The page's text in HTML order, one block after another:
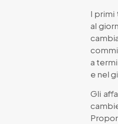
I primi
al
a
e nel
Gli